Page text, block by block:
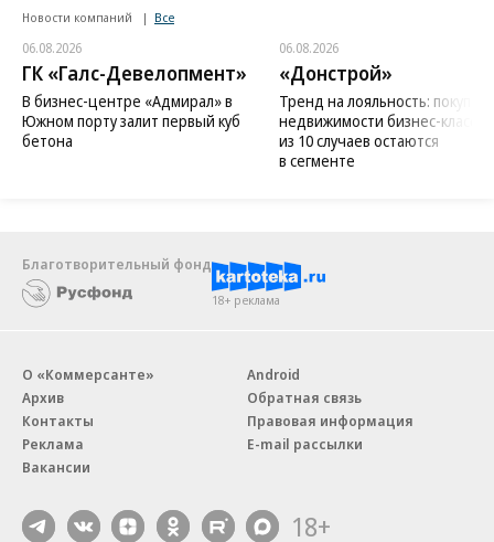
Новости компаний Все
06.08.2026
ГК «Галс-Девелопмент»
В бизнес-центре «Адмирал» в
Южном порту залит первый куб
бетона
06.08.2026
«Донстрой»
Тренд на лояльность:
недвижимости бизнес-класса
из 10 случаев остаются
в сегменте
Благотворительный фонд
18+ реклама
О «Коммерсанте»
Архив
Контакты
Реклама
Вакансии
Android
Обратная связь
Правовая информация
E-mail рассылки
18+